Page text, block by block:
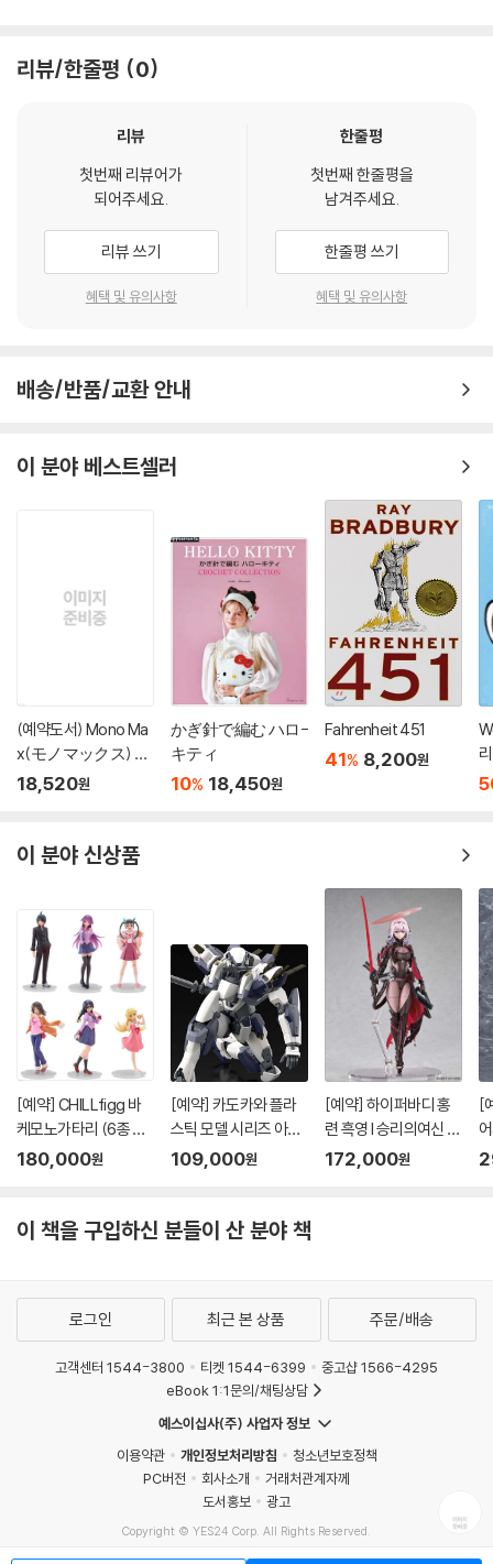
리뷰/한줄평 0
리뷰
첫번째 리뷰어가
되어주세요.
리뷰 쓰기
혜택 및 유의사항
한줄평
첫번째 한줄평을
남겨주세요.
한줄평 쓰기
혜택 및 유의사항
배송/반품/교환 안내
이 분야 베스트셀러
(예약도서) Mono Ma
x(モノマックス) 20
26年10月號
18,520원
かぎ針で編む ハロ-
キティ
10% 18,450원
Fahrenheit 451
41% 8,200원
'
이 분야 신상품
[예약] CHILLfigg 바
케모노가타리 (6종 세
트)
180,000원
[예약] 카도카와 플라
스틱 모델 시리즈 아바
레스트 l 풀메탈패닉
109,000원
[예약] 하이퍼바디 홍
련 흑영 l 승리의여신 니
케
172,000원
[
이 책을 구입하신 분들이 산 분야 책
로그인 최근 본 상품 주문/배송
고객센터 1544-3800 티켓 1544-6399
중고샵 1566-4295
eBook 1:1문의/채팅상담
예스이십사(주) 사업자 정보
이용약관
개인정보처리방침
청소년보호정책
PC버전
회사소개
거래처관계자께
도서홍보
광고
Copyright © YES24 Corp. All Rights Reserved.